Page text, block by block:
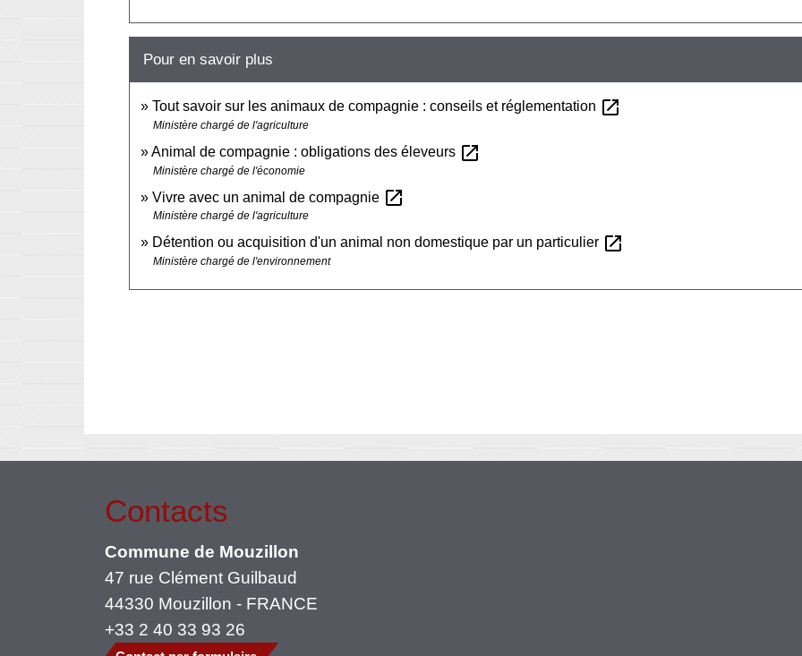
Pour en savoir plus
Tout savoir sur les animaux de compagnie : conseils et réglementation open_in_new
Ministère chargé de l'agriculture
Animal de compagnie : obligations des éleveurs open_in_new
Ministère chargé de l'économie
Vivre avec un animal de compagnie open_in_new
Ministère chargé de l'agriculture
Détention ou acquisition d'un animal non domestique par un particulier open_in_new
Ministère chargé de l'environnement
Contacts
Commune de Mouzillon
47 rue Clément Guilbaud
44330 Mouzillon - FRANCE
+33 2 40 33 93 26